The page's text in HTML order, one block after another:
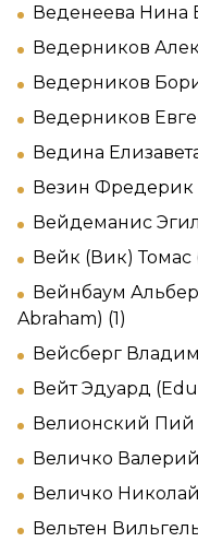
Веденеева Нина
Ведерников
Ведерников
Ведерников
Ведина
Везин Фредерик
Вейдеманис
Вейк (Вик) Томас
Вейнбаум
Abraham) (1)
Вейсберг
Вейт Эдуард
Велионский Пий
Величко
Величко
Вельтен